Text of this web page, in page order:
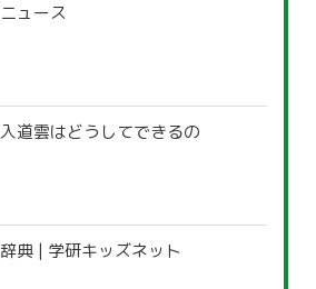
ニュース
入道雲はどうしてできるの
辞典 | 学研キッズネット